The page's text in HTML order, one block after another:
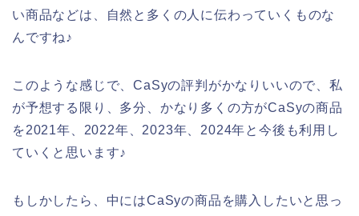
い商品などは、自然と多くの人に伝わっていくものな
んですね♪
このような感じで、CaSyの評判がかなりいいので、私
が予想する限り、多分、かなり多くの方がCaSyの商品
を2021年、2022年、2023年、2024年と今後も利用し
ていくと思います♪
もしかしたら、中にはCaSyの商品を購入したいと思っ